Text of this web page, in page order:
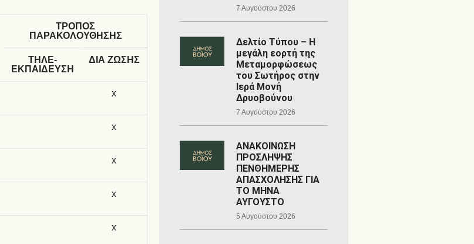
ΤΡΟΠΟΣ
ΠΑΡΑΚΟΛΟΥΘΗΣΗΣ
ΤΗΛΕ-
ΕΚΠΑΙΔΕΥΣΗ
ΔΙΑ ΖΩΣΗΣ
x
x
x
x
x
7 Αυγούστου 2026
Δελτίο Τύπου – Η
μεγάλη εορτή της
Μεταμορφώσεως
του Σωτήρος στην
Ιερά Μονή
Δρυοβούνου
7 Αυγούστου 2026
ΑΝΑΚΟΙΝΩΣΗ
ΠΡΟΣΛΗΨΗΣ
ΠΕΝΘΗΜΕΡΗΣ
ΑΠΑΣΧΟΛΗΣΗΣ ΓΙΑ
ΤΟ ΜΗΝΑ
ΑΥΓΟΥΣΤΟ
5 Αυγούστου 2026